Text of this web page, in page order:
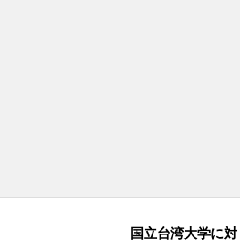
国立台湾大学に